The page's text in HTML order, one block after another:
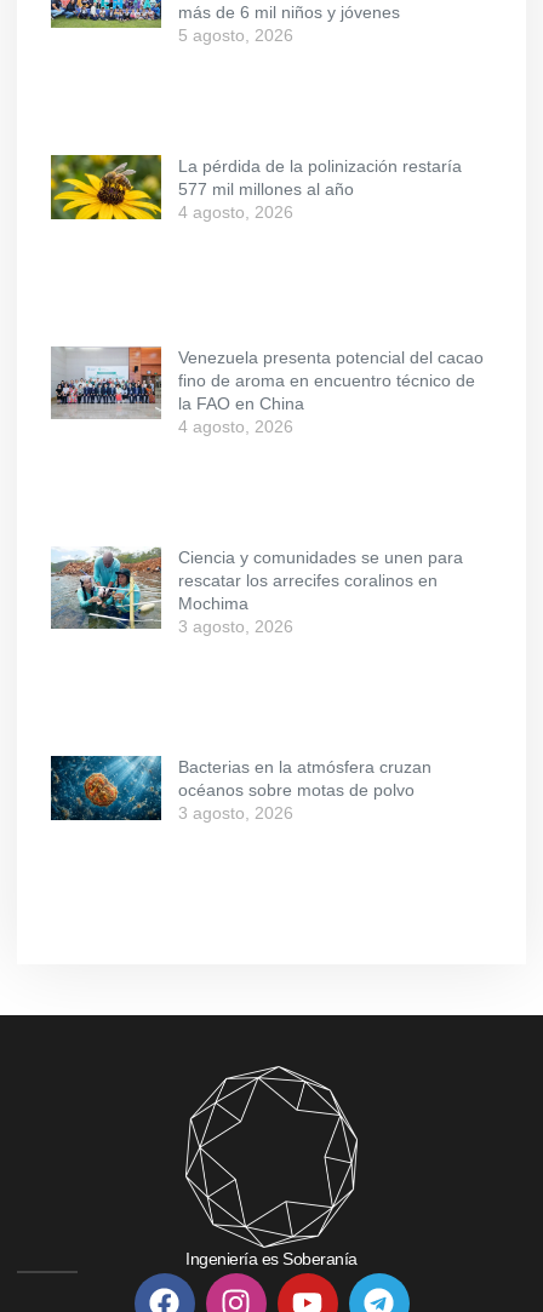
más de 6 mil niños y jóvenes
5 agosto, 2026
La pérdida de la polinización restaría
577 mil millones al año
4 agosto, 2026
Venezuela presenta potencial del cacao
fino de aroma en encuentro técnico de
la FAO en China
4 agosto, 2026
Ciencia y comunidades se unen para
rescatar los arrecifes coralinos en
Mochima
3 agosto, 2026
Bacterias en la atmósfera cruzan
océanos sobre motas de polvo
3 agosto, 2026
Ingeniería es Soberanía